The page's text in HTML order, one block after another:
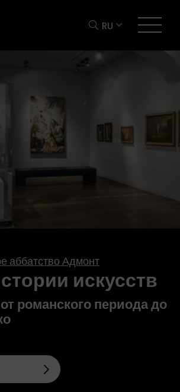
RU
аббатство Адмонт
искусств
романского периода до